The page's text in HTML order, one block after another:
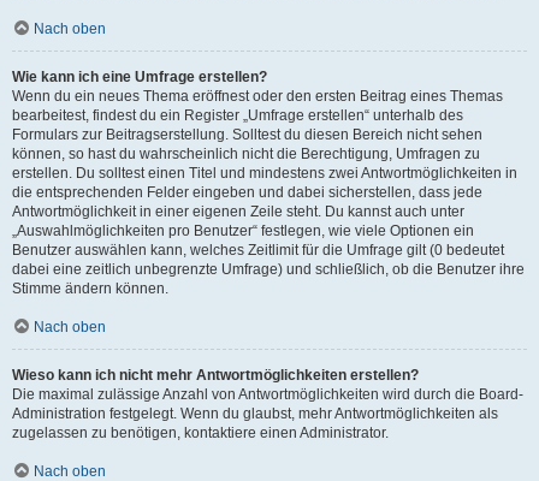
Nach oben
Wie kann ich eine Umfrage erstellen?
Wenn du ein neues Thema eröffnest oder den ersten Beitrag eines Themas
bearbeitest, findest du ein Register „Umfrage erstellen“ unterhalb des
Formulars zur Beitragserstellung. Solltest du diesen Bereich nicht sehen
können, so hast du wahrscheinlich nicht die Berechtigung, Umfragen zu
erstellen. Du solltest einen Titel und mindestens zwei Antwortmöglichkeiten in
die entsprechenden Felder eingeben und dabei sicherstellen, dass jede
Antwortmöglichkeit in einer eigenen Zeile steht. Du kannst auch unter
„Auswahlmöglichkeiten pro Benutzer“ festlegen, wie viele Optionen ein
Benutzer auswählen kann, welches Zeitlimit für die Umfrage gilt (0 bedeutet
dabei eine zeitlich unbegrenzte Umfrage) und schließlich, ob die Benutzer ihre
Stimme ändern können.
Nach oben
Wieso kann ich nicht mehr Antwortmöglichkeiten erstellen?
Die maximal zulässige Anzahl von Antwortmöglichkeiten wird durch die Board-
Administration festgelegt. Wenn du glaubst, mehr Antwortmöglichkeiten als
zugelassen zu benötigen, kontaktiere einen Administrator.
Nach oben